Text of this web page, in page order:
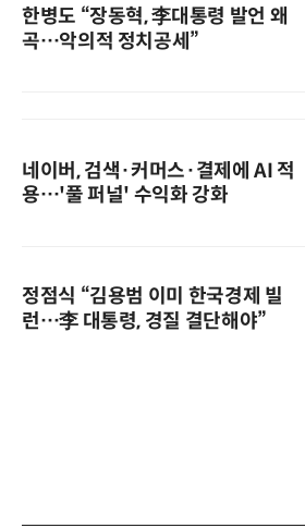
한병도 “장동혁, 李대통령 발언 왜
곡…악의적 정치공세”
네이버, 검색·커머스·결제에 AI 적
용…'풀 퍼널' 수익화 강화
정점식 “김용범 이미 한국경제 빌
런…李 대통령, 경질 결단해야”